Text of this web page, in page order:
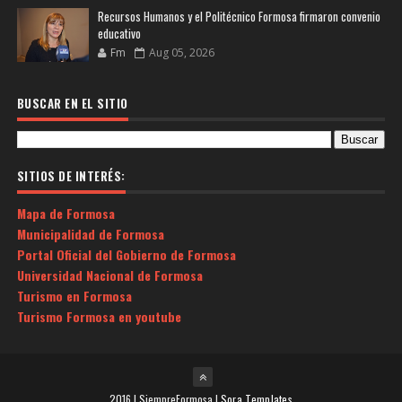
Recursos Humanos y el Politécnico Formosa firmaron convenio
educativo
Fm Aug 05, 2026
BUSCAR EN EL SITIO
SITIOS DE INTERÉS:
Mapa de Formosa
Municipalidad de Formosa
Portal Oficial del Gobierno de Formosa
Universidad Nacional de Formosa
Turismo en Formosa
Turismo Formosa en youtube